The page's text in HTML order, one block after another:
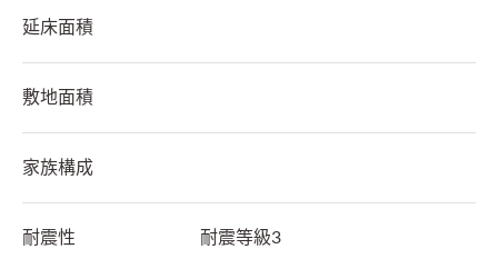
延床面積
敷地面積
家族構成
耐震性 耐震等級3